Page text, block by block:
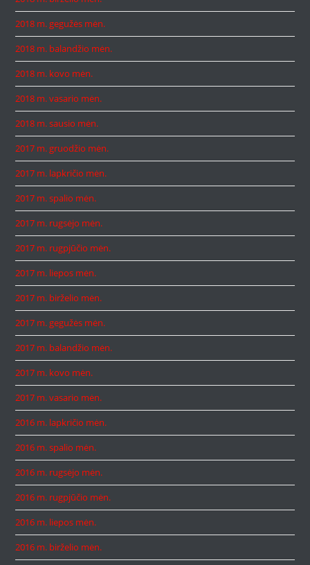
2018 m. gegužės mėn.
2018 m. balandžio mėn.
2018 m. kovo mėn.
2018 m. vasario mėn.
2018 m. sausio mėn.
2017 m. gruodžio mėn.
2017 m. lapkričio mėn.
2017 m. spalio mėn.
2017 m. rugsėjo mėn.
2017 m. rugpjūčio mėn.
2017 m. liepos mėn.
2017 m. birželio mėn.
2017 m. gegužės mėn.
2017 m. balandžio mėn.
2017 m. kovo mėn.
2017 m. vasario mėn.
2016 m. lapkričio mėn.
2016 m. spalio mėn.
2016 m. rugsėjo mėn.
2016 m. rugpjūčio mėn.
2016 m. liepos mėn.
2016 m. birželio mėn.